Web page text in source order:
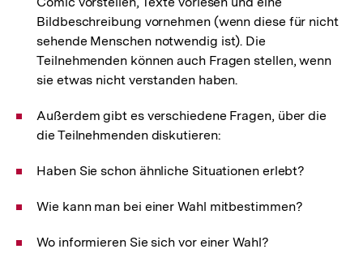
Bildbeschreibung vornehmen (wenn diese für nicht
sehende Menschen notwendig ist). Die
Teilnehmenden können auch Fragen stellen, wenn
sie etwas nicht verstanden haben.
Außerdem gibt es verschiedene Fragen, über die
die Teilnehmenden diskutieren:
Haben Sie schon ähnliche Situationen erlebt?
Wie kann man bei einer Wahl mitbestimmen?
Wo informieren Sie sich vor einer Wahl?